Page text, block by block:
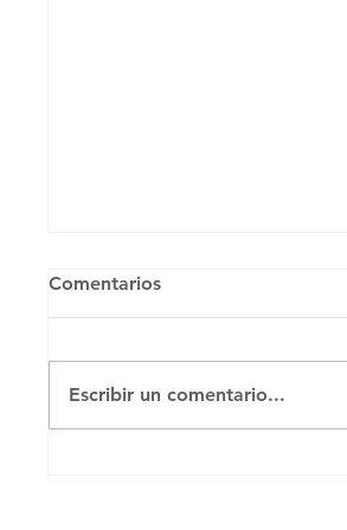
Comentarios
Escribir un comentario...